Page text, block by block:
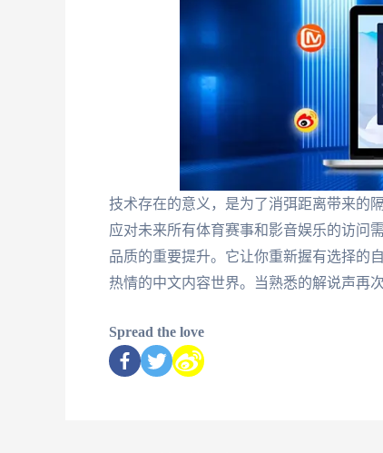
技术存在的意义，是为了消弭距离带来的
应对未来所有体育赛事和影音娱乐的访问
品质的重要提升。它让你重新握有选择的
热情的中文内容世界。当熟悉的解说声再
Spread the love